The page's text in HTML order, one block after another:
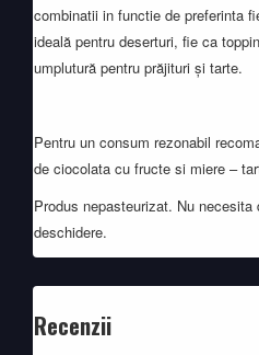
combinatii in functie de preferinta
ideală pentru deserturi, fie ca
umplutură pentru prăjituri și tarte.
Pentru un consum rezonabil
de ciocolata cu fructe si miere –
Produs nepasteurizat. Nu
deschidere.
Recenzii